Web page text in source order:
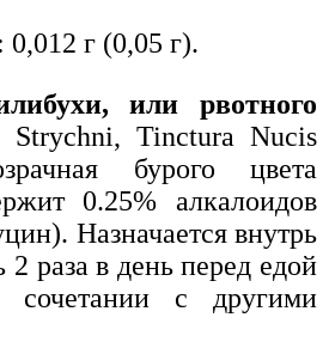
г (0,05 г).
или рвотного
Strychni, Tinctura Nucis
бурого цвета
0.25% алкалоидов
Назначается внутрь
раза в день перед едой
с другими